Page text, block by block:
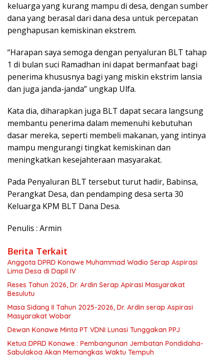
keluarga yang kurang mampu di desa, dengan sumber
dana yang berasal dari dana desa untuk percepatan
penghapusan kemiskinan ekstrem.
“Harapan saya semoga dengan penyaluran BLT tahap
1 di bulan suci Ramadhan ini dapat bermanfaat bagi
penerima khususnya bagi yang miskin ekstrim lansia
dan juga janda-janda” ungkap Ulfa.
Kata dia, diharapkan juga BLT dapat secara langsung
membantu penerima dalam memenuhi kebutuhan
dasar mereka, seperti membeli makanan, yang intinya
mampu mengurangi tingkat kemiskinan dan
meningkatkan kesejahteraan masyarakat.
Pada Penyaluran BLT tersebut turut hadir, Babinsa,
Perangkat Desa, dan pendamping desa serta 30
Keluarga KPM BLT Dana Desa.
Penulis : Armin
Berita Terkait
Anggota DPRD Konawe Muhammad Wadio Serap Aspirasi
Lima Desa di Dapil IV
Reses Tahun 2026, Dr. Ardin Serap Apirasi Masyarakat
Besulutu
Masa Sidang II Tahun 2025-2026, Dr. Ardin serap Aspirasi
Masyarakat Wobar
Dewan Konawe Minta PT VDNI Lunasi Tunggakan PPJ
Ketua DPRD Konawe : Pembangunan Jembatan Pondidaha-
Sabulakoa Akan Memangkas Waktu Tempuh